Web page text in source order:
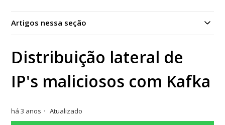
Artigos nessa seção
Distribuição lateral de
IP's maliciosos com Kafka
há 3 anos Atualizado